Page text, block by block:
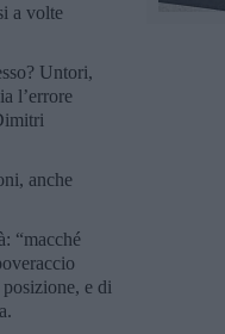
a volte
Untori,
l’errore
anche
“macché
e di